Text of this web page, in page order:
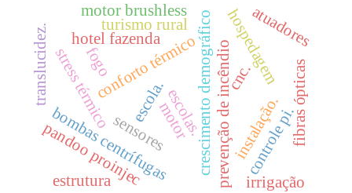
crescimento demográfico
motor prevenção de incêndio
escola.
conforto térmico
stress térmico
bombas centrífugas
hotel fazenda
turismo rural hospedagem
pandoo proinjec
sensores
atuadores
instalação.
cnc.
motor brushless
controle pi.
fogo
escolas. fibras ópticas
translucidez.
irrigação
estrutura